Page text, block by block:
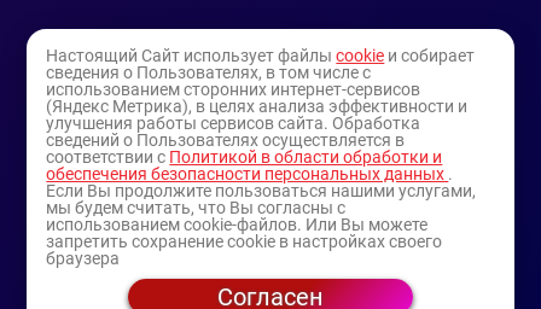
Youtube
© 1994-2025 — торговая витрина ИП Булатов В.А.
Настоящий Сайт использует файлыcookie и собирает
сведения о Пользователях, в том числе с
использованием сторонних интернет-сервисов
(Яндекс Метрика), в целях анализа эффективности и
улучшения работы сервисов сайта. Обработка
сведений о Пользователях осуществляется в
соответствии с Политикой в области обработки и
обеспечения безопасности персональных данных .
Если Вы продолжите пользоваться нашими услугами,
мы будем считать, что Вы согласны с
использованием cookie-файлов. Или Вы можете
запретить сохранение cookie в настройках своего
браузера
Согласен